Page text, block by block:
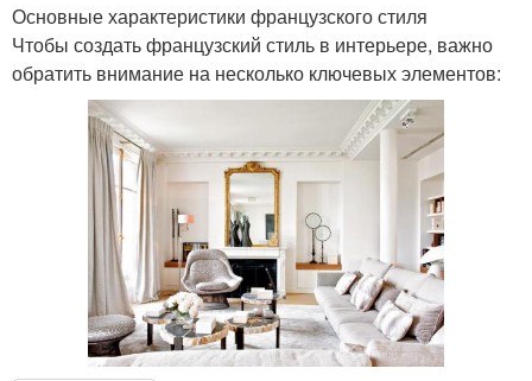
Основные характеристики французского стиля
Чтобы создать французский стиль в интерьере, важно
обратить внимание на несколько ключевых элементов: